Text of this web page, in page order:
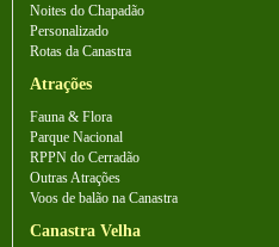
Noites do Chapadão
Personalizado
Rotas da Canastra
Atrações
Fauna & Flora
Parque Nacional
RPPN do Cerradão
Outras Atrações
Voos de balão na Canastra
Canastra Velha